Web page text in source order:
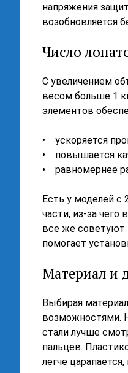
напряжения
возобновляется
Число
С увеличением
весом больше 1
элементов
• ускоряется
• повышается
• равномернее
Есть у моделей с
части, из-за
все же советуют
помогает
Материал и
Выбирая
возможностями.
стали лучше
пальцев.
легче